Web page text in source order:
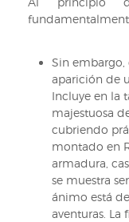
Signatura:
Sin embargo,
aparición de
Incluye en la
majestuosa
cubriendo
montado en
armadura,
se muestra
ánimo está
aventuras. La